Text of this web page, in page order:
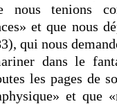
nous tenions
et que nous
qui nous
dans le
les pages de
et que